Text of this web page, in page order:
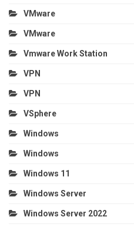
VMware
VMware
Vmware Work Station
VPN
VPN
VSphere
Windows
Windows
Windows 11
Windows Server
Windows Server 2022